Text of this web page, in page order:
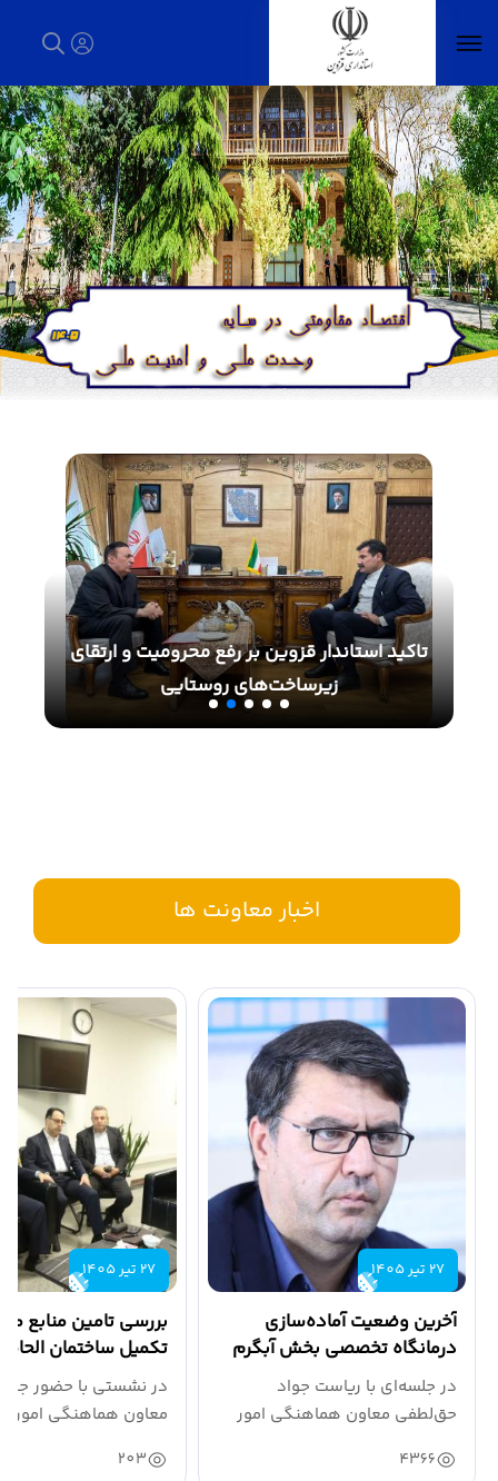
استاندار قزوین - استانداری قزوین
تاکید استاندار قزوین بر رفع محرومیت و ارتقای
زیرساخت‌های روستایی
اخبار معاونت ها
اخبار
اخبار فرمانداری ها
گالری چندرسانه ای
27 تیر 1405
آخرین وضعیت آماده‌سازی
درمانگاه تخصصی بخش آبگرم
بررسی شد
در جلسه‌ای با ریاست جواد
حق‌لطفی معاون هماهنگی امور
4366
27 تیر 1405
بررسی تامین منابع
تکمیل ساختمان
بیمارستان شهید
در نشستی با حضور
معاون هماهنگی امور
203